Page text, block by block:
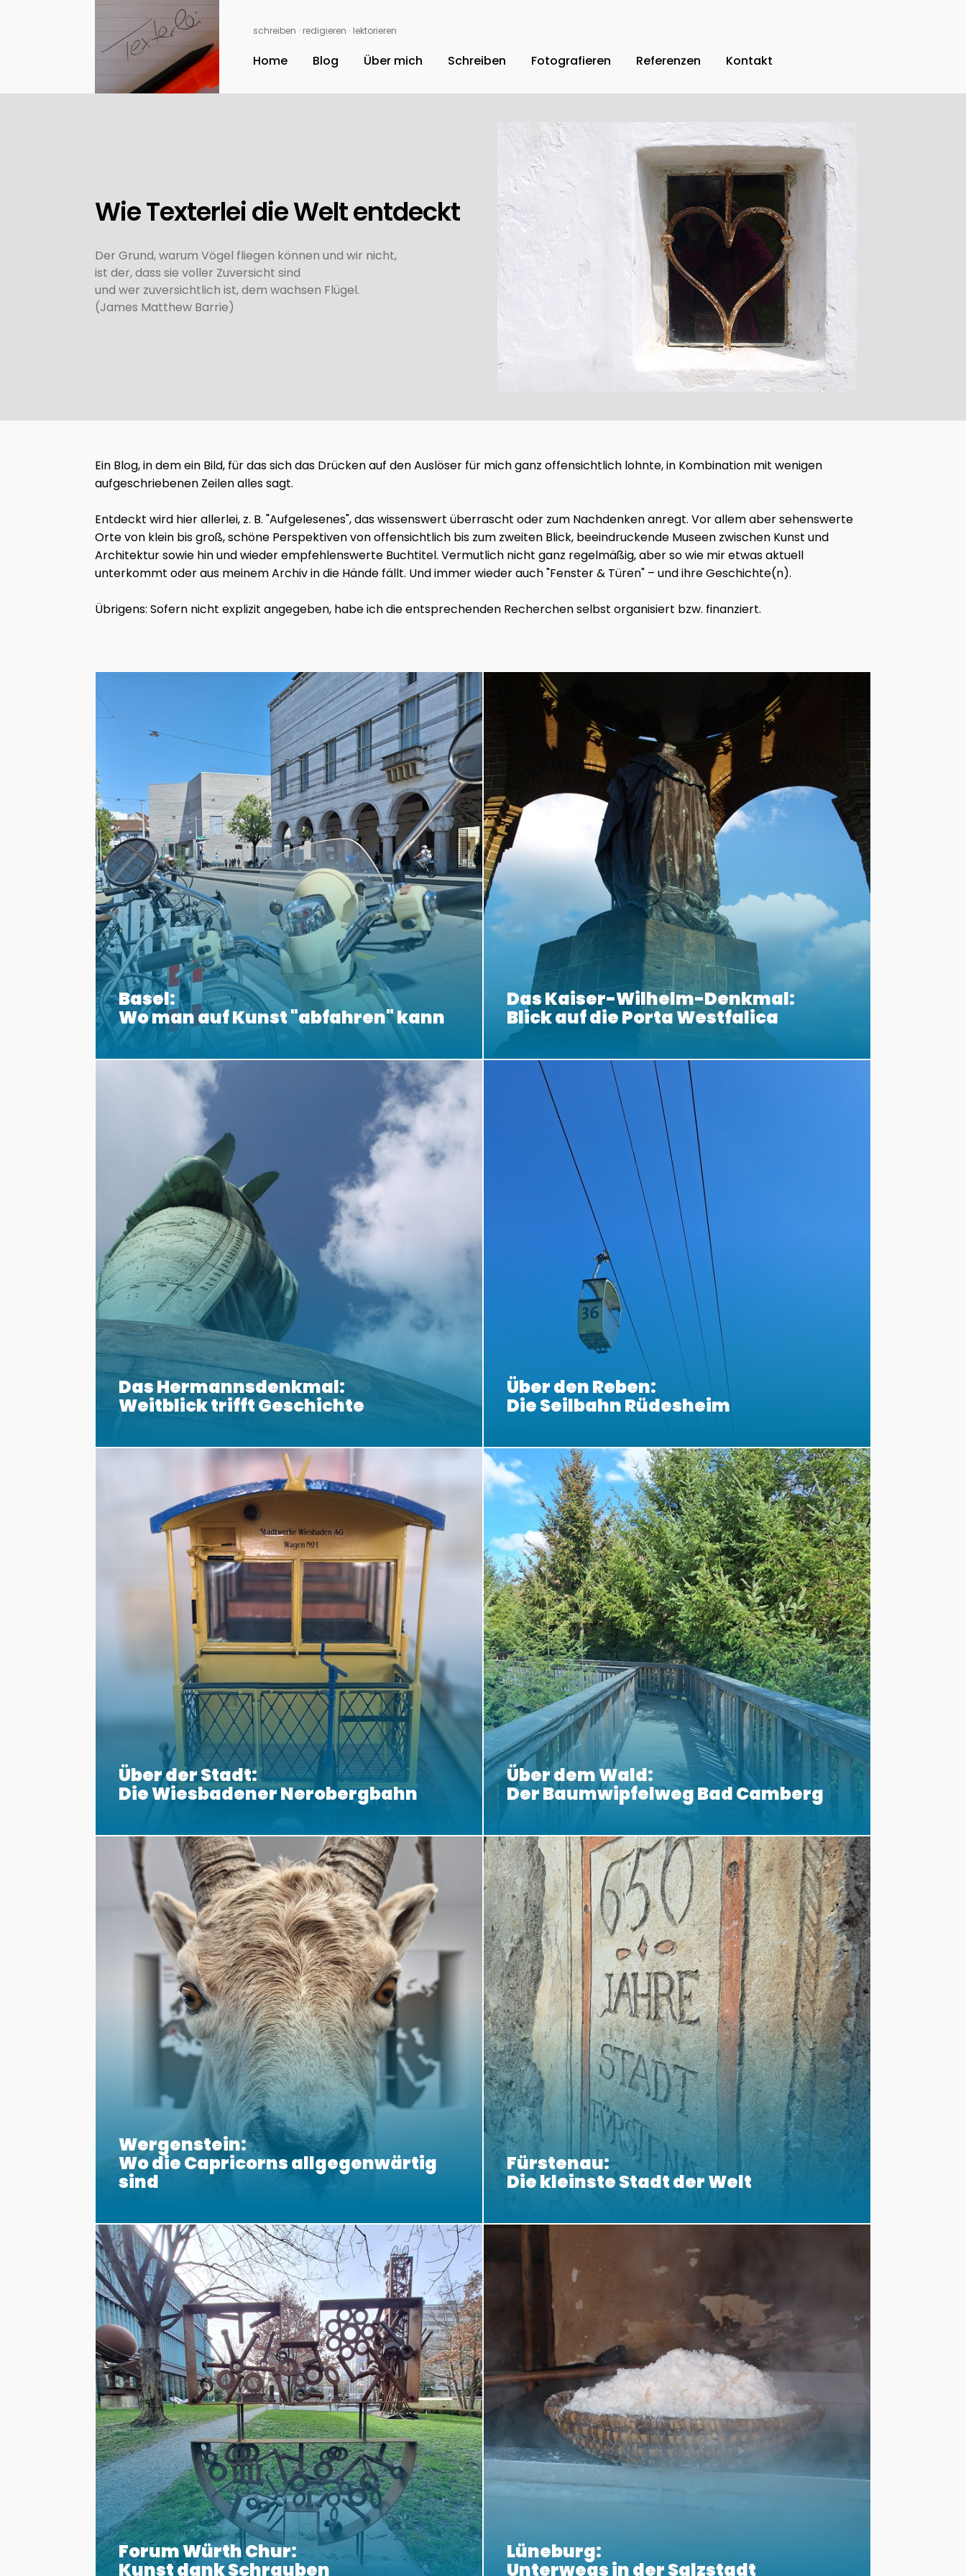
schreiben ∙ redigieren ∙ lektorieren
Home Blog Über mich Schreiben Fotografieren Referenzen Kontakt
Wie Texterlei die Welt entdeckt
Der Grund, warum Vögel fliegen können und wir nicht,
ist der, dass sie voller Zuversicht sind
und wer zuversichtlich ist, dem wachsen Flügel.
(James Matthew Barrie)
Ein Blog, in dem ein Bild, für das sich das Drücken auf den Auslöser für mich ganz offensichtlich lohnte, in Kombination mit wenigen
aufgeschriebenen Zeilen alles sagt.
Entdeckt wird hier allerlei, z. B. "Aufgelesenes", das wissenswert überrascht oder zum Nachdenken anregt. Vor allem aber sehenswerte
Orte von klein bis groß, schöne Perspektiven von offensichtlich bis zum zweiten Blick, beeindruckende Museen zwischen Kunst und
Architektur sowie hin und wieder empfehlenswerte Buchtitel. Vermutlich nicht ganz regelmäßig, aber so wie mir etwas aktuell
unterkommt oder aus meinem Archiv in die Hände fällt. Und immer wieder auch "Fenster & Türen" – und ihre Geschichte(n).
Übrigens: Sofern nicht explizit angegeben, habe ich die entsprechenden Recherchen selbst organisiert bzw. finanziert.
Basel:
Wo man auf Kunst "abfahren" kann
Das Kaiser-Wilhelm-Denkmal:
Blick auf die Porta Westfalica
Das Hermannsdenkmal:
Weitblick trifft Geschichte
Über den Reben:
Die Seilbahn Rüdesheim
Über der Stadt:
Die Wiesbadener Nerobergbahn
Über dem Wald:
Der Baumwipfelweg Bad Camberg
Wergenstein:
Wo die Capricorns allgegenwärtig
sind
Fürstenau:
Die kleinste Stadt der Welt
Forum Würth Chur:
Kunst dank Schrauben
Lüneburg:
Unterwegs in der Salzstadt